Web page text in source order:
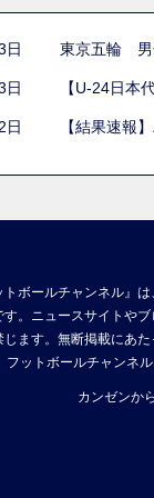
日 東京五輪 男
日 【U-24日本
日 【結果速報
トボールチャンネル』
す。ニュースサイトや
じます。無断掲載にあ
フットボールチャンネ
カンゼンか